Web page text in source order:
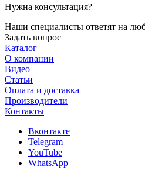
Нужна консультация?
Наши специалисты ответят на
Задать вопрос
Каталог
О компании
Видео
Статьи
Оплата и доставка
Производители
Контакты
Вконтакте
Telegram
YouTube
WhatsApp